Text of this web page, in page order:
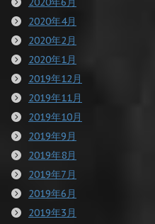
2020年4月
2020年2月
2020年1月
2019年12月
2019年11月
2019年10月
2019年9月
2019年8月
2019年7月
2019年6月
2019年3月